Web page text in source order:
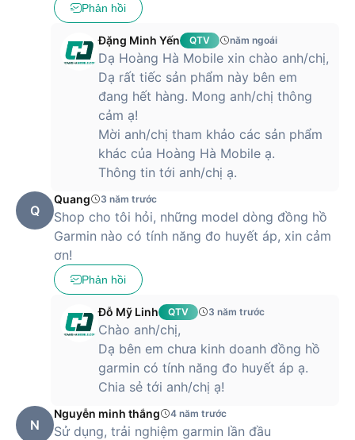
Phản hồi
Đặng Minh Yến QTV năm ngoái
Dạ Hoàng Hà Mobile xin chào anh/chị,
Dạ rất tiếc sản phẩm này bên em
đang hết hàng. Mong anh/chị thông
cảm ạ!
Mời anh/chị tham khảo các sản phẩm
khác của Hoàng Hà Mobile ạ.
Thông tin tới anh/chị ạ.
Q
Quang 3 năm trước
Shop cho tôi hỏi, những model dòng đồng hồ
Garmin nào có tính năng đo huyết áp, xin cảm
ơn!
Phản hồi
Đỗ Mỹ Linh QTV 3 năm trước
Chào anh/chị,
Dạ bên em chưa kinh doanh đồng hồ
garmin có tính năng đo huyết áp ạ.
Chia sẻ tới anh/chị ạ!
N
Nguyễn minh thắng 4 năm trước
Sử dụng, trải nghiệm garmin lần đầu